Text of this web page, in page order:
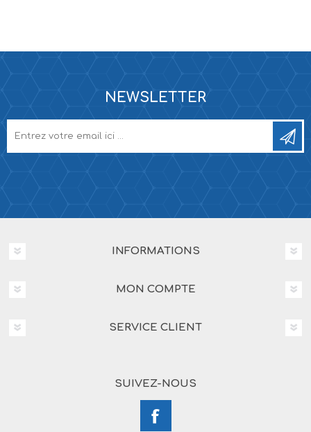
NEWSLETTER
INFORMATIONS
MON COMPTE
SERVICE CLIENT
SUIVEZ-NOUS